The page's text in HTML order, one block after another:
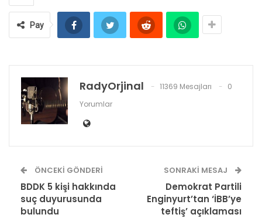
Pay
RadyOrjinal 11369 Mesajları
0
Yorumlar
ÖNCEKI GÖNDERI
BDDK 5 kişi hakkında
suç duyurusunda
bulundu
SONRAKI MESAJ
Demokrat Partili
Enginyurt’tan ‘İBB’ye
teftiş’ açıklaması